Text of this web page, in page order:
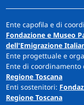
Ente capofila e di
Fondazione e Museo
dell'Emigrazione
Ente progettuale e
Ente di
Regione Toscana
Enti sostenitori:
Regione Toscana